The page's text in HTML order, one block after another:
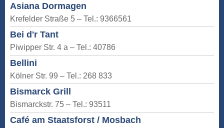
Asiana Dormagen
Krefelder Straße 5 – Tel.: 9366561
Bei d'r Tant
Piwipper Str. 4 a – Tel.: 40786
Bellini
Kölner Str. 99 – Tel.: 268 833
Bismarck Grill
Bismarckstr. 75 – Tel.: 93511
Café am Staatsforst / Mosbach